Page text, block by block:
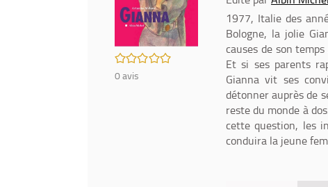
/5
0avis
1977, Italie des
Bologne, la jolie
causes de son
Et si ses parents
Gianna vit ses
détonner auprès de
reste du monde à
cette question, les
conduira la jeune